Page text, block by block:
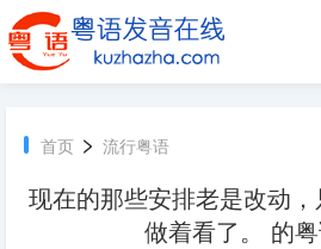
首页 > 流行粤语
现在的那些安排老是改动
做着看了。 的